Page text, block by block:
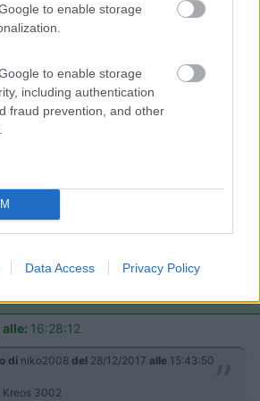
to enable storage
to enable storage
including authentication
fraud prevention, and other
Data Access Privacy Policy
alle: 16:01:38
di niko2008 del28/12/2017alle
3002
non comprende ma la gente che giudica quello
alle: 16:28:12
di niko2008 del 28/12/2017 alle 15:43:50
Kreos 3002